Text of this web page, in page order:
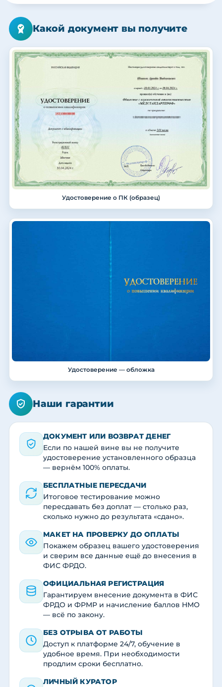
Какой документ вы получите
Удостоверение о ПК (образец)
Удостоверение — обложка
Наши гарантии
ДОКУМЕНТ ИЛИ ВОЗВРАТ ДЕНЕГ
Если по нашей вине вы не получите
удостоверение установленного образца
— вернём 100% оплаты.
БЕСПЛАТНЫЕ ПЕРЕСДАЧИ
Итоговое тестирование можно
пересдавать без доплат — столько раз,
сколько нужно до результата «сдано».
МАКЕТ НА ПРОВЕРКУ ДО ОПЛАТЫ
Покажем образец вашего удостоверения
и сверим все данные ещё до внесения в
ФИС ФРДО.
ОФИЦИАЛЬНАЯ РЕГИСТРАЦИЯ
Гарантируем внесение документа в ФИС
ФРДО и ФРМР и начисление баллов НМО
— всё по закону.
БЕЗ ОТРЫВА ОТ РАБОТЫ
Доступ к платформе 24/7, обучение в
удобное время. При необходимости
продлим сроки бесплатно.
ЛИЧНЫЙ КУРАТОР